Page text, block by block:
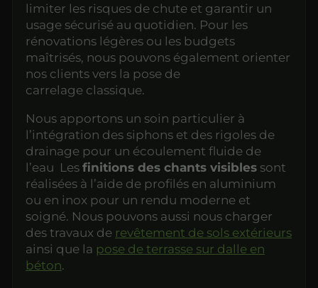
limiter les risques de chute et garantir un
usage sécurisé au quotidien. Pour les
rénovations légères ou les budgets
maîtrisés, nous pouvons également orienter
nos clients vers la pose de
carrelage classique.
Nous apportons un soin particulier à
l’intégration des siphons et des rigoles de
drainage pour un écoulement fluide de
l’eau Lesfinitions des chants visibles sont
réalisées à l’aide de profilés en aluminium
ou en inox pour un rendu moderne et
soigné. Nous pouvons aussi nous charger
des travaux de revêtement de sols extérieurs
ainsi que la pose de terrasse sur dalle en
béton.